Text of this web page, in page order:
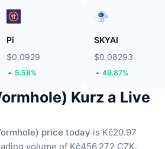
Pi
$0.0929
5.58%
SKYAI
$0.08293
49.87%
Kurz a Live
price today is Kč20.97
volume of Kč456,272 CZK.